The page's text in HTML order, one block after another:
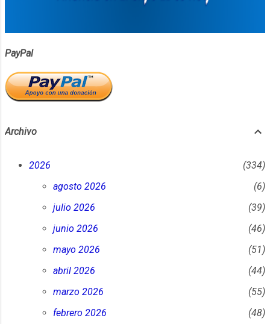
PayPal
Archivo
2026
334
agosto 2026
6
julio 2026
39
junio 2026
46
mayo 2026
51
abril 2026
44
marzo 2026
55
febrero 2026
48